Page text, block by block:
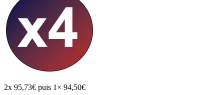
2x 95,73€ puis 1× 94,50€